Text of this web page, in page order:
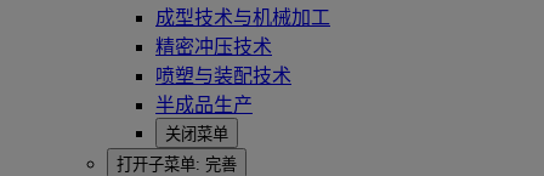
成型技术与机械加工
精密冲压技术
喷塑与装配技术
半成品生产
关闭菜单
打开子菜单: 完善